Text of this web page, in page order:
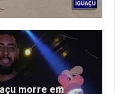
morre em